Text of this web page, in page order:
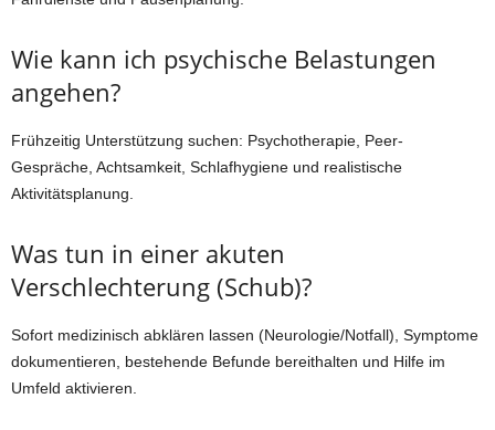
Wie kann ich psychische Belastungen
angehen?
Frühzeitig Unterstützung suchen: Psychotherapie, Peer-
Gespräche, Achtsamkeit, Schlafhygiene und realistische
Aktivitätsplanung.
Was tun in einer akuten
Verschlechterung (Schub)?
Sofort medizinisch abklären lassen (Neurologie/Notfall), Symptome
dokumentieren, bestehende Befunde bereithalten und Hilfe im
Umfeld aktivieren.